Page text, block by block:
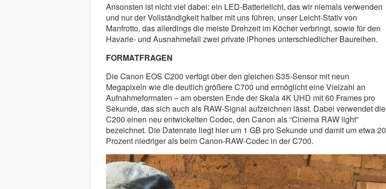
Ansonsten ist nicht viel dabei: ein LED-Batterielicht, das wir niemals verwenden
und nur der Vollständigkeit halber mit uns führen, unser Leicht-Stativ von
Manfrotto, das allerdings die meiste Drehzeit im Köcher verbringt, sowie für den
Havarie- und Ausnahmefall zwei private iPhones unterschiedlicher Baureihen.
FORMATFRAGEN
Die Canon EOS C200 verfügt über den gleichen S35-Sensor mit neun
Megapixeln wie die deutlich größere C700 und ermöglicht eine Vielzahl an
Aufnahmeformaten – am obersten Ende der Skala 4K UHD mit 60 Frames pro
Sekunde, das sich auch als RAW-Signal aufzeichnen lässt. Dabei verwendet die
C200 einen neu entwickelten Codec, den Canon als “Cinema RAW light”
bezeichnet. Die Datenrate liegt hier um 1 GB pro Sekunde und damit um etwa 20
Prozent niedriger als beim Canon-RAW-Codec in der C700.